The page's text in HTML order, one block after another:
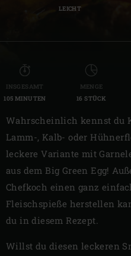
Spain | España
Sweden | Sverige
Switzerland (French) |
Switzerland | Schweiz
Turkey | Türkiye
LEICHT
INSGESAMT
105 MINUTEN
MENGE
16 STÜCK
Wahrscheinlich kennst du
Lamm-, Kalb- oder
leckere Variante mit
aus dem Big Green Egg!
Chefkoch einen ganz
Fleischspieße herstellen
du in diesem Rezept.
Willst du diesen leckeren